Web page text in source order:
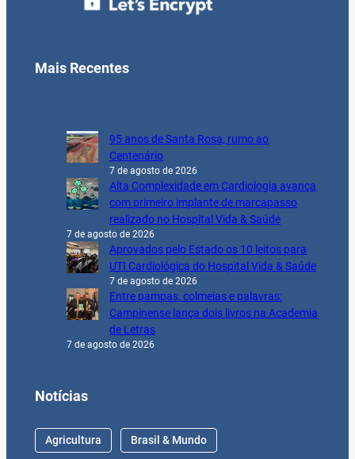
Mais Recentes
95 anos de Santa Rosa, rumo ao
Centenário
7 de agosto de 2026
Alta Complexidade em Cardiologia avança
com primeiro implante de marcapasso
realizado no Hospital Vida & Saúde
7 de agosto de 2026
Aprovados pelo Estado os 10 leitos para
UTI Cardiológica do Hospital Vida & Saúde
7 de agosto de 2026
Entre pampas, colmeias e palavras:
Campinense lança dois livros na Academia
de Letras
7 de agosto de 2026
Notícias
Agricultura Brasil & Mundo